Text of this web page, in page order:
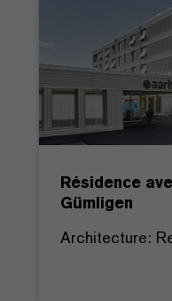
Résidence
Gümligen
Architecture: